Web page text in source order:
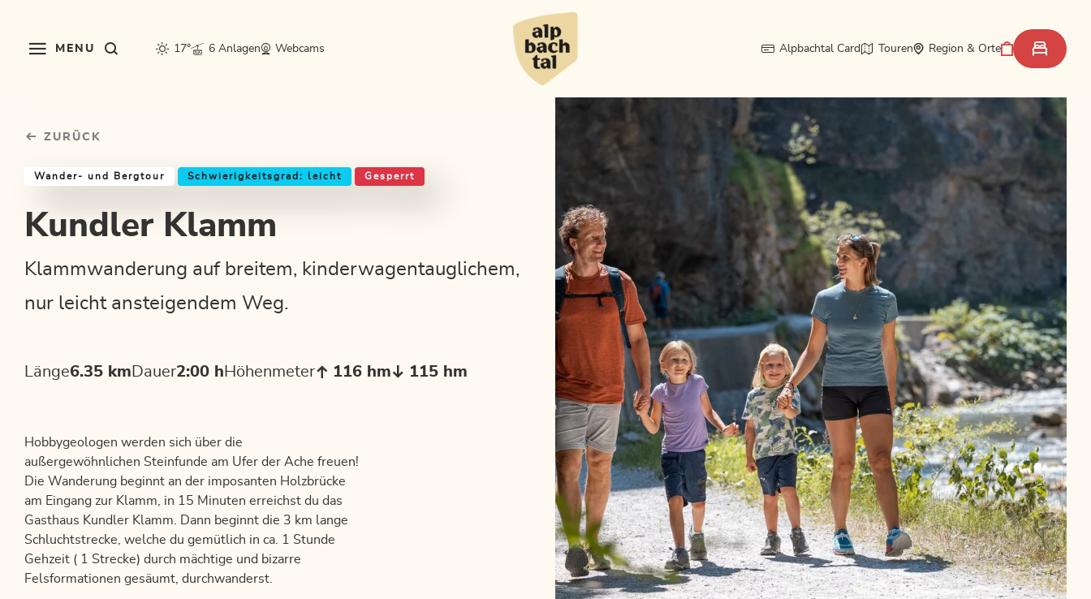
MENU 17° 6 Anlagen Webcams Alpbachtal Card Touren Region & Orte
ZURÜCK
Wander- und Bergtour Schwierigkeitsgrad: leicht Gesperrt
Kundler Klamm
Klammwanderung auf breitem, kinderwagentauglichem,
nur leicht ansteigendem Weg.
Länge6.35 km Dauer2:00 h Höhenmeter 116 hm 115 hm
Hobbygeologen werden sich über die
außergewöhnlichen Steinfunde am Ufer der Ache freuen!
Die Wanderung beginnt an der imposanten Holzbrücke
am Eingang zur Klamm, in 15 Minuten erreichst du das
Gasthaus Kundler Klamm. Dann beginnt die 3 km lange
Schluchtstrecke, welche du gemütlich in ca. 1 Stunde
Gehzeit ( 1 Strecke) durch mächtige und bizarre
Felsformationen gesäumt, durchwanderst.